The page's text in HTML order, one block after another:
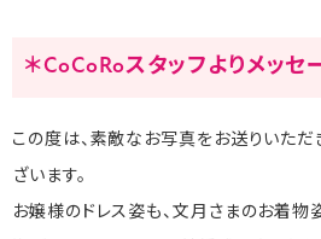
＊CoCoRoスタッフよりメッセ
この度は、素敵なお写真をお送りいただ
ざいます。
お嬢様のドレス姿も、文月さまのお着物